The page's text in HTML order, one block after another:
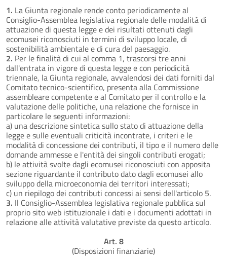
1. La Giunta regionale rende conto periodicamente al
Consiglio-Assemblea legislativa regionale delle modalità di
attuazione di questa legge e dei risultati ottenuti dagli
ecomusei riconosciuti in termini di sviluppo locale, di
sostenibilità ambientale e di cura del paesaggio.
2. Per le finalità di cui al comma 1, trascorsi tre anni
dall'entrata in vigore di questa legge e con periodicità
triennale, la Giunta regionale, avvalendosi dei dati forniti dal
Comitato tecnico-scientifico, presenta alla Commissione
assembleare competente e al Comitato per il controllo e la
valutazione delle politiche, una relazione che fornisce in
particolare le seguenti informazioni:
a) una descrizione sintetica sullo stato di attuazione della
legge e sulle eventuali criticità incontrate, i criteri e le
modalità di concessione dei contributi, il tipo e il numero delle
domande ammesse e l'entità dei singoli contributi erogati;
b) le attività svolte dagli ecomusei riconosciuti con apposita
sezione riguardante il contributo dato dagli ecomusei allo
sviluppo della microeconomia dei territori interessati;
c) un riepilogo dei contributi concessi ai sensi dell'articolo 5.
3. Il Consiglio-Assemblea legislativa regionale pubblica sul
proprio sito web istituzionale i dati e i documenti adottati in
relazione alle attività valutative previste da questo articolo.
Art. 8
(Disposizioni finanziarie)